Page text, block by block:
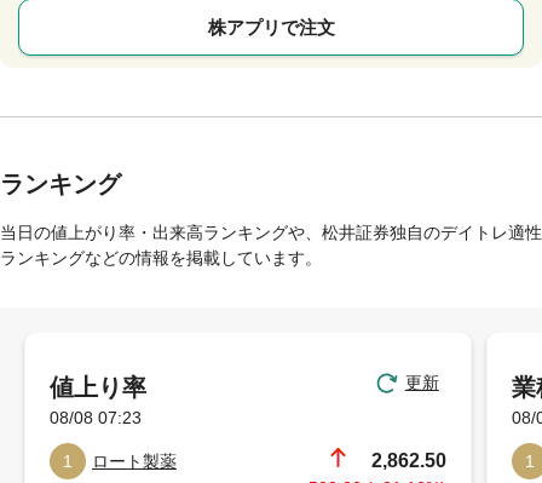
株アプリで注文
ランキング
当日の値上がり率・出来高ランキングや、松井証券独自のデイトレ適性
ランキングなどの情報を掲載しています。